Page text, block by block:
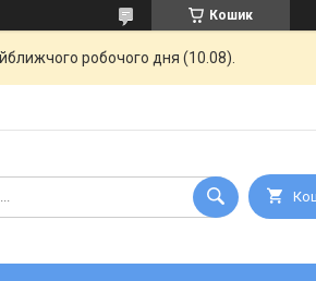
Кошик
робочого дня (10.08).